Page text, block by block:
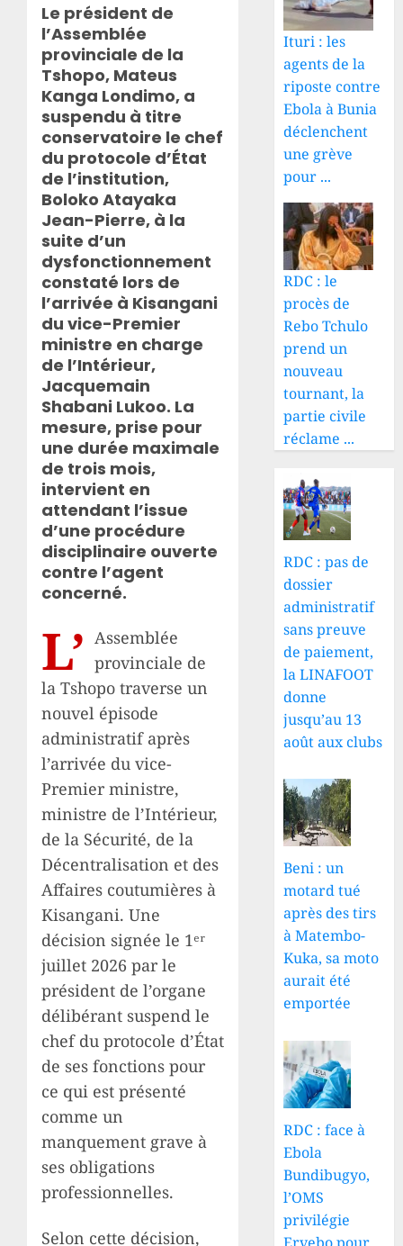
Le président de
l’Assemblée
provinciale de la
Tshopo, Mateus
Kanga Londimo, a
suspendu à titre
conservatoire le chef
du protocole d’État
de l’institution,
Boloko Atayaka
Jean-Pierre, à la
suite d’un
dysfonctionnement
constaté lors de
l’arrivée à Kisangani
du vice-Premier
ministre en charge
de l’Intérieur,
Jacquemain
Shabani Lukoo. La
mesure, prise pour
une durée maximale
de trois mois,
intervient en
attendant l’issue
d’une procédure
disciplinaire ouverte
contre l’agent
concerné.
L’ Assemblée
provinciale de
la Tshopo traverse un
nouvel épisode
administratif après
l’arrivée du vice-
Premier ministre,
ministre de l’Intérieur,
de la Sécurité, de la
Décentralisation et des
Affaires coutumières à
Kisangani. Une
décision signée le 1ᵉʳ
juillet 2026 par le
président de l’organe
délibérant suspend le
chef du protocole d’État
de ses fonctions pour
ce qui est présenté
comme un
manquement grave à
ses obligations
professionnelles.
Selon cette décision,
Ituri : les
agents de la
riposte contre
Ebola à Bunia
déclenchent
une grève
pour ...
RDC : le
procès de
Rebo Tchulo
prend un
nouveau
tournant, la
partie civile
réclame ...
RDC : pas de
dossier
administratif
sans preuve
de paiement,
la LINAFOOT
donne
jusqu’au 13
août aux clubs
Beni : un
motard tué
après des tirs
à Matembo-
Kuka, sa moto
aurait été
emportée
RDC : face à
Ebola
Bundibugyo,
l’OMS
privilégie